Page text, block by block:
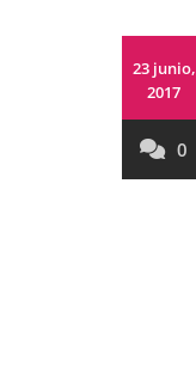
23 junio,
2017
0